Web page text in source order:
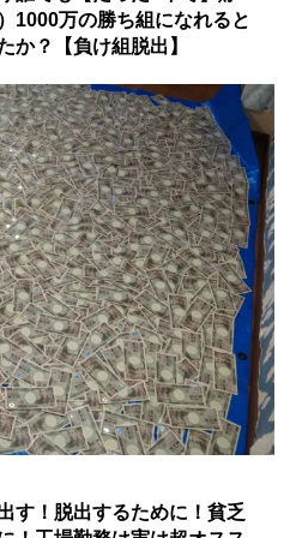
1000万の勝ち組になれると
か？【負け組脱出】
す！脱出するために！貧乏